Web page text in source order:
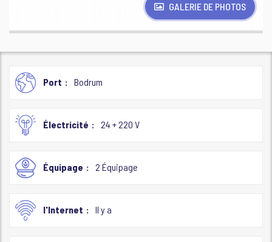
GALERIE DE PHOTOS
Port Bodrum
Électricité 24 + 220 V
Équipage 2 Équipage
l'Internet Il y a